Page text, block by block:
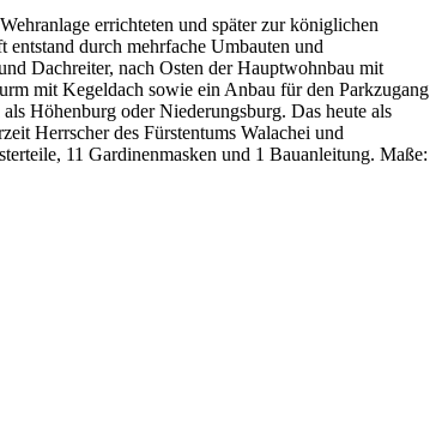
errichteten und später zur königlichen
durch mehrfache Umbauten und
Dachreiter, nach Osten der Hauptwohnbau mit
mit Kegeldach sowie ein Anbau für den Parkzugang
Höhenburg oder Niederungsburg. Das heute als
Herrscher des Fürstentums Walachei und
11 Gardinenmasken und 1 Bauanleitung. Maße: